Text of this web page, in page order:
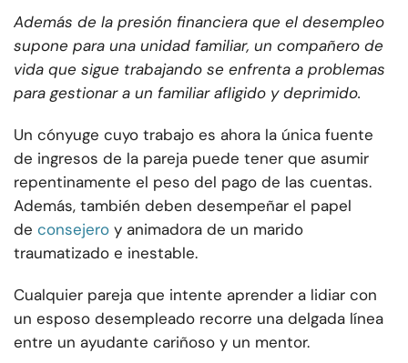
Además de la presión financiera que el desempleo
supone para una unidad familiar, un compañero de
vida que sigue trabajando se enfrenta a problemas
para gestionar a un familiar afligido y deprimido.
Un cónyuge cuyo trabajo es ahora la única fuente
de ingresos de la pareja puede tener que asumir
repentinamente el peso del pago de las cuentas.
Además, también deben desempeñar el papel
de consejero y animadora de un marido
traumatizado e inestable.
Cualquier pareja que intente aprender a lidiar con
un esposo desempleado recorre una delgada línea
entre un ayudante cariñoso y un mentor.